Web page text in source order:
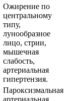
Ожирение по
центральному
типу,
лунообразное
лицо, стрии,
мышечная
слабость,
артериальная
гипертензия.
Пароксизмальная
артериальная